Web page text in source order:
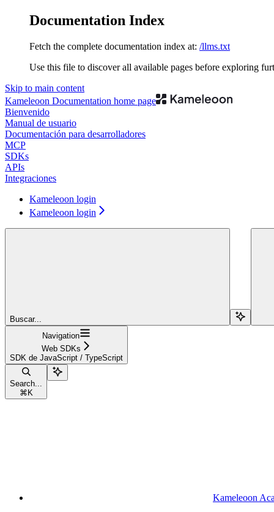
Documentation Index
Fetch the complete documentation index at: /llms.txt
Use this file to discover all available pages before exploring
Skip to main content
Kameleoon Documentation home page
Bienvenido
Manual de usuario
Documentación para desarrolladores
MCP
SDKs
APIs
Integraciones
Kameleoon login
Kameleoon login
Buscar...
Navigation
Web SDKs
SDK de JavaScript / TypeScript
Search...
⌘ K
Kameleoon